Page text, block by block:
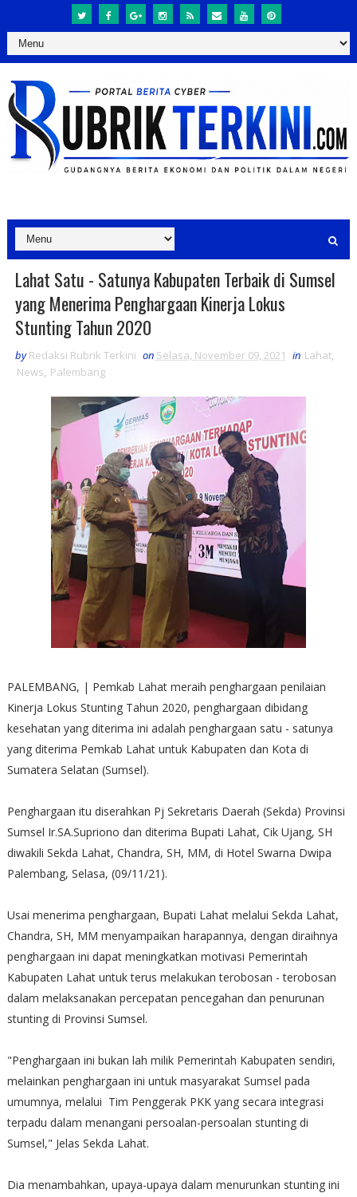
Lahat Satu - Satunya Kabupaten Terbaik di Sumsel
yang Menerima Penghargaan Kinerja Lokus
Stunting Tahun 2020
by Redaksi Rubrik Terkini on Selasa, November 09, 2021 in Lahat,
News, Palembang
PALEMBANG, | Pemkab Lahat meraih penghargaan penilaian
Kinerja Lokus Stunting Tahun 2020, penghargaan dibidang
kesehatan yang diterima ini adalah penghargaan satu - satunya
yang diterima Pemkab Lahat untuk Kabupaten dan Kota di
Sumatera Selatan (Sumsel).
Penghargaan itu diserahkan Pj Sekretaris Daerah (Sekda) Provinsi
Sumsel Ir.SA.Supriono dan diterima Bupati Lahat, Cik Ujang, SH
diwakili Sekda Lahat, Chandra, SH, MM, di Hotel Swarna Dwipa
Palembang, Selasa, (09/11/21).
Usai menerima penghargaan, Bupati Lahat melalui Sekda Lahat,
Chandra, SH, MM menyampaikan harapannya, dengan diraihnya
penghargaan ini dapat meningkatkan motivasi Pemerintah
Kabupaten Lahat untuk terus melakukan terobosan - terobosan
dalam melaksanakan percepatan pencegahan dan penurunan
stunting di Provinsi Sumsel.
"Penghargaan ini bukan lah milik Pemerintah Kabupaten sendiri,
melainkan penghargaan ini untuk masyarakat Sumsel pada
umumnya, melalui Tim Penggerak PKK yang secara integrasi
terpadu dalam menangani persoalan-persoalan stunting di
Sumsel," Jelas Sekda Lahat.
Dia menambahkan, upaya-upaya dalam menurunkan stunting ini